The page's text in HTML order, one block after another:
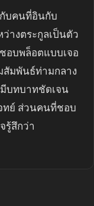
บคนที่อินกับ
างตระกูลเป็นตัว
อบพล็อตแบบเจอ
มพันธ์ท่ามกลาง
บทบาทชัดเจน
ทย์ ส่วนคนที่ชอบ
รู้สึกว่า